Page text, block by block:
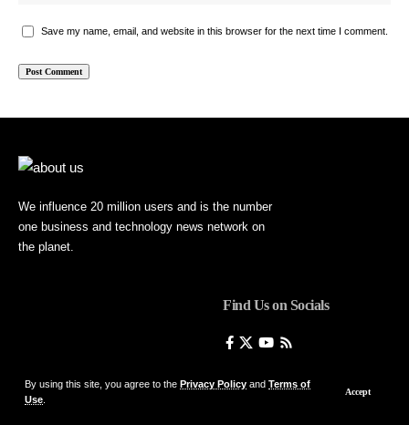
By using this site, you agree to the Privacy Policy and Terms of
Use
Accept
Save my name, email, and website in this browser for the next time I comment.
We influence 20 million users and is the number
one business and technology news network on
the planet.
Find Us on Socials